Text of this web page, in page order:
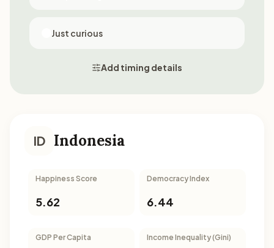
Just curious
Add timing details
ID Indonesia
Happiness Score
5.62
Democracy Index
6.44
GDP Per Capita Income Inequality (Gini)